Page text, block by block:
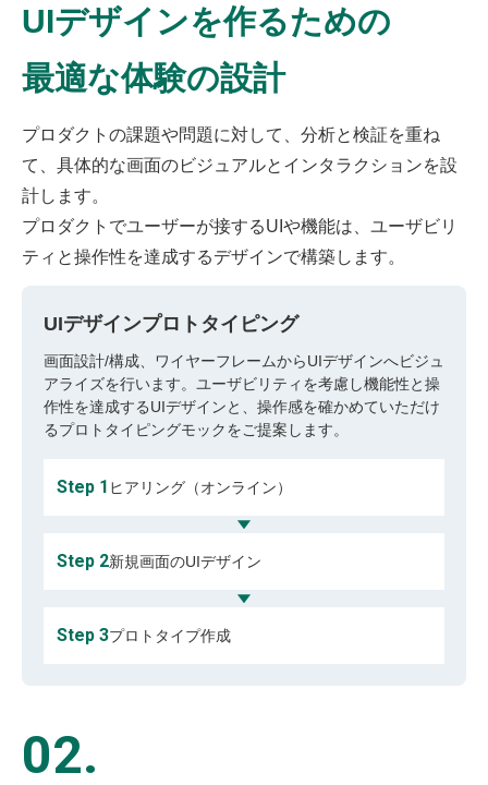
UIデザインを作るための
最適な体験の設計
プロダクトの課題や問題に対して、分析と検証を重ね
て、具体的な画面のビジュアルとインタラクションを設
計します。
プロダクトでユーザーが接するUIや機能は、ユーザビリ
ティと操作性を達成するデザインで構築します。
UIデザインプロトタイピング
画面設計/構成、ワイヤーフレームからUIデザインへビジュ
アライズを行います。ユーザビリティを考慮し機能性と操
作性を達成するUIデザインと、操作感を確かめていただけ
るプロトタイピングモックをご提案します。
Step 1 ヒアリング（オンライン）
Step 2新規画面のUIデザイン
Step 3プロトタイプ作成
02.